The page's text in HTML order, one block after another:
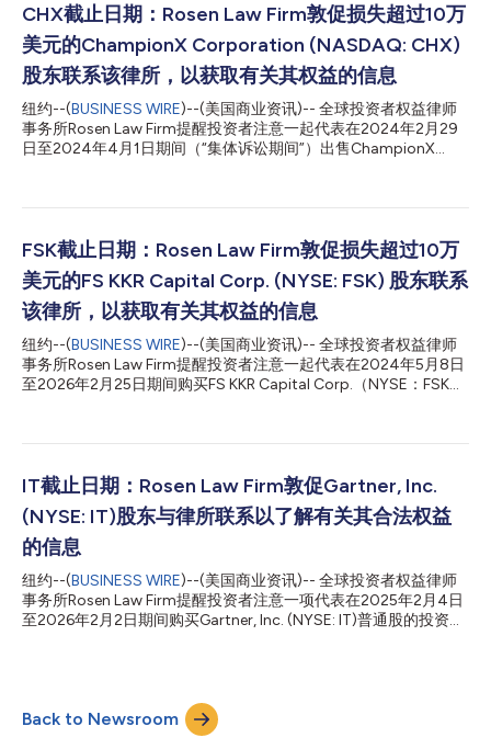
CHX截止日期：Rosen Law Firm敦促损失超过10万
美元的ChampionX Corporation (NASDAQ: CHX)
股东联系该律所，以获取有关其权益的信息
纽约--(BUSINESS WIRE)--(美国商业资讯)-- 全球投资者权益律师
事务所Rosen Law Firm提醒投资者注意一起代表在2024年2月29
日至2024年4月1日期间（“集体诉讼期间”）出售ChampionX
系统以及油气钻井和生产所需的设备与技术。 如需了解更多信
767-3653联系我们。 指控内容：Rosen Law Firm正在调查有关
ChampionX Corporation（NASDAQ：CHX）就其业务运营误导
投资者的指控。 起诉书指称，被告在整个集体诉讼期间未披露重
要信息，导致ChampionX普通股股价被人为压低。2024年2月29
日，ChampionX收到Schlumberger Limited发来的未经请求的非
公开要约，拟以每股36.70美元的价格收购ChampionX的所有流
通股。2024年3月7日，Schlumberger将报价上调至每股3...
FSK截止日期：Rosen Law Firm敦促损失超过10万
美元的FS KKR Capital Corp. (NYSE: FSK) 股东联系
该律所，以获取有关其权益的信息
纽约--(BUSINESS WIRE)--(美国商业资讯)-- 全球投资者权益律师
事务所Rosen Law Firm提醒投资者注意一起代表在2024年5月8日
至2026年2月25日期间购买FS KKR Capital Corp.（NYSE：FSK）
贷款”。 如需了解更多信息，请提交表格，向Phillip Kim律师发送电
Firm正在对FS KKR Capital Corp. (NYSE: FSK)涉嫌误导投资者有关
其业务运营的指控展开调查。 起诉书指称，在整个集体诉讼期
间，被告作出了虚假和/或误导性陈述，和/或未披露以下事实：(1)
FS KKR Capital夸大了其针对非应计利息公司的投资组合重组措施
的有效性；(2) FS KKR Capital夸大了其投资组合的估值，和/或夸
大了FS KKR Capital投资组合估值流程的有效性； (3) FS KKR
Capita...
IT截止日期：Rosen Law Firm敦促Gartner, Inc.
(NYSE: IT)股东与律所联系以了解有关其合法权益
的信息
纽约--(BUSINESS WIRE)--(美国商业资讯)-- 全球投资者权益律师
事务所Rosen Law Firm提醒投资者注意一项代表在2025年2月4日
至2026年2月2日期间购买Gartner, Inc. (NYSE: IT)普通股的投资者
767-3653联系我们。 指控内容：Rosen Law Firm正在调查对
Gartner, Inc. (NYSE: IT)在其业务运营方面误导投资者的指控。 起
诉书指称，被告作出了虚假和/或误导性陈述及/或未披露与
Back to Newsroom